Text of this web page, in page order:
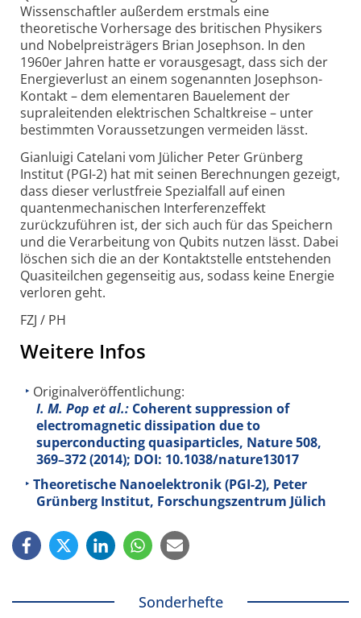
Wissenschaftler außerdem erstmals eine
theoretische Vorhersage des britischen Physikers
und Nobelpreisträgers Brian Josephson. In den
1960er Jahren hatte er vorausgesagt, dass sich der
Energieverlust an einem sogenannten Josephson-
Kontakt – dem elementaren Bauelement der
supraleitenden elektrischen Schaltkreise – unter
bestimmten Voraussetzungen vermeiden lässt.
Gianluigi Catelani vom Jülicher Peter Grünberg
Institut (PGI-2) hat mit seinen Berechnungen gezeigt,
dass dieser verlustfreie Spezialfall auf einen
quantenmechanischen Interferenzeffekt
zurückzuführen ist, der sich auch für das Speichern
und die Verarbeitung von Qubits nutzen lässt. Dabei
löschen sich die an der Kontaktstelle entstehenden
Quasiteilchen gegenseitig aus, sodass keine Energie
verloren geht.
FZJ / PH
Weitere Infos
Originalveröffentlichung:
I. M. Pop et al.: Coherent suppression of
electromagnetic dissipation due to
superconducting quasiparticles, Nature508,
369–372 (2014); DOI: 10.1038/nature13017
Theoretische Nanoelektronik (PGI-2), Peter
Grünberg Institut, Forschungszentrum Jülich
Sonderhefte